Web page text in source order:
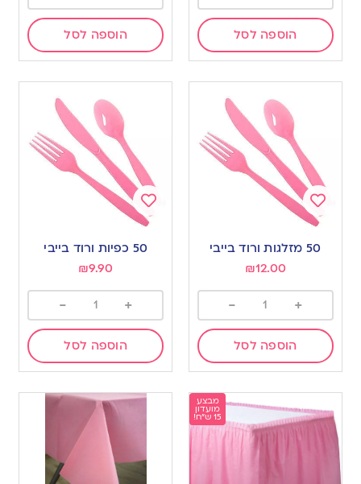
הוספה לסל הוספה לסל
Add
50 מזלגות ורוד בייבי
₪12.00
+
-
הוספה לסל
Add
50 כפיות ורוד בייבי
₪9.90
+
-
הוספה לסל
מבצע
מועדון
15 ש"ח!